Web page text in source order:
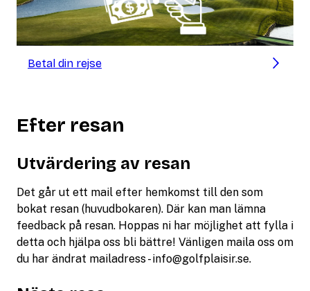
Betal din rejse
Efter resan
Utvärdering av resan
Det går ut ett mail efter hemkomst till den som
bokat resan (huvudbokaren). Där kan man lämna
feedback på resan. Hoppas ni har möjlighet att fylla i
detta och hjälpa oss bli bättre! Vänligen maila oss om
du har ändrat mailadress -info@golfplaisir.se.